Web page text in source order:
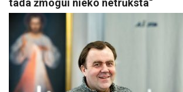
tada žmogui nieko netrūksta“